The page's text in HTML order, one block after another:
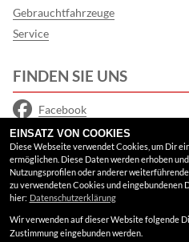
Gebrauchtfahrzeuge
Service
FINDEN SIE UNS
Facebook
Instagram
Google Maps
RECHTLICHES
EINSATZ VON COOKIES
Diese Webseite verwendet Cookies, um Dir
ermöglichen. Diese Daten werden erhoben
Nutzungsprofilen oder anderer
zu verwendeten Cookies und eingebundenen
hier: Datenschutzerklärung
Wir verwenden auf dieser Website folgende
Zustimmung eingebunden werden.